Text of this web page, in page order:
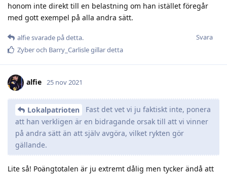
honom inte direkt till en belastning om han istället föregår
med gott exempel på alla andra sätt.
Svara
alfiesvarade på detta.
Zyberoch Barry_Carlislegillar detta
alfie 25 nov 2021
Lokalpatrioten
Fast det vet vi ju faktiskt inte, ponera
att han verkligen är en bidragande orsak till att vi vinner
på andra sätt än att själv avgöra, vilket rykten gör
gällande.
Lite så! Poängtotalen är ju extremt dålig men tycker ändå att